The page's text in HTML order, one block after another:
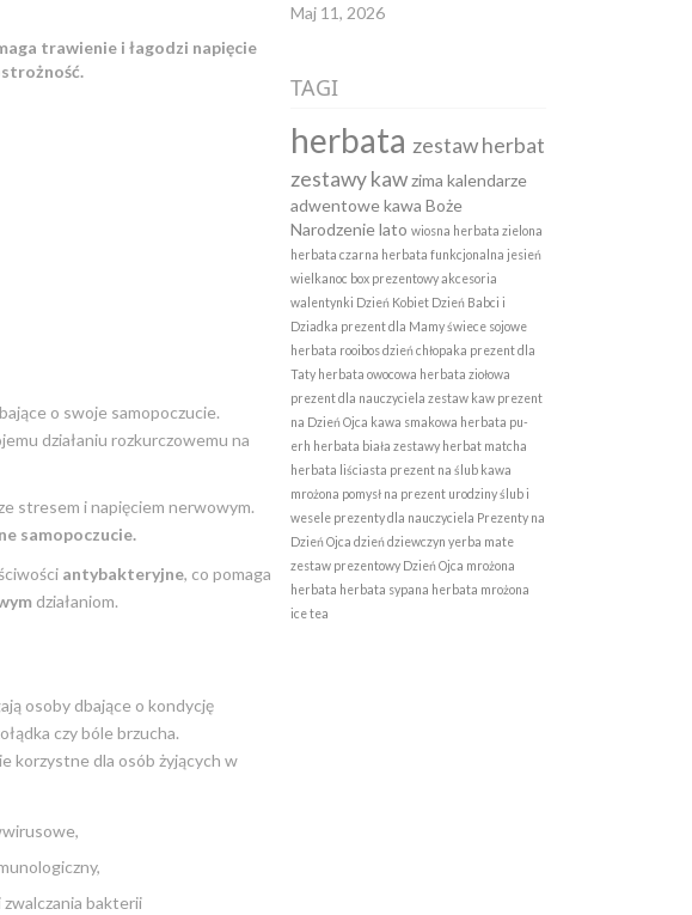
trawienie i łagodzi napięcie
o swoje samopoczucie.
działaniu rozkurczowemu na
stresem i napięciem nerwowym.
samopoczucie.
antybakteryjne, co pomaga
działaniom.
osoby dbające o kondycję
czy bóle brzucha.
korzystne dla osób żyjących w
bakterii
Maj 11, 2026
TAGI
herbata zestaw herbat
zestawy kawzima kalendarze
adwentowekawa Boże
Narodzenielato wiosna herbata zielona
herbata czarna herbata funkcjonalna jesień
wielkanoc box prezentowyakcesoria
walentynki Dzień Kobiet Dzień Babci i
Dziadka prezent dla Mamyświece sojowe
herbata rooibosdzień chłopaka prezent dla
Taty herbata owocowa herbata ziołowa
prezent dla nauczyciela zestaw kaw prezent
na Dzień Ojca kawa smakowa herbata pu-
erh herbata biała zestawy herbat matcha
herbata liściasta prezent na ślub kawa
mrożona pomysł na prezent urodzinyślub i
wesele prezenty dla nauczyciela Prezenty na
Dzień Ojca dzień dziewczyn yerba mate
zestaw prezentowy Dzień Ojca mrożona
herbata herbata sypana herbata mrożona
ice tea